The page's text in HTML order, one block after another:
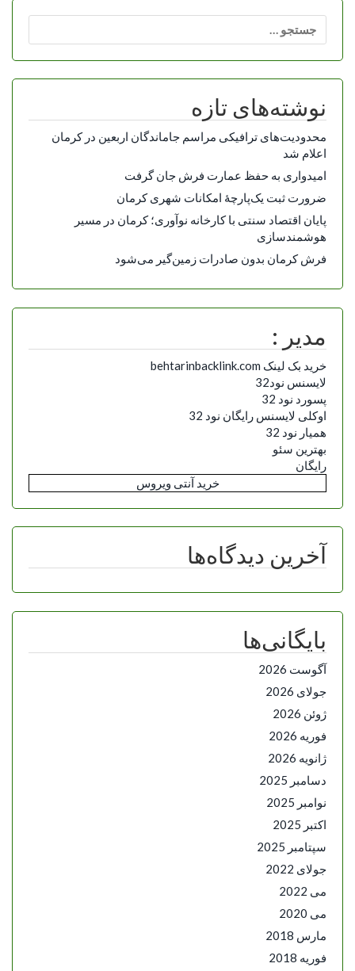
برای:
نوشته‌های تازه
محدودیت‌های ترافیکی مراسم جاماندگان اربعین در کرمان
اعلام شد
امیدواری به حفظ عمارت فرش جان گرفت
ضرورت ثبت یک‌پارچۀ امکانات شهری کرمان
پایان اقتصاد سنتی با کارخانه نوآوری؛ کرمان در مسیر
هوشمندسازی
فرش کرمان بدون صادرات زمین‌گیر می‌شود
مدیر :
خرید بک لینک behtarinbacklink.com
لایسنس نود32
پسورد نود 32
اوکلی لایسنس رایگان نود 32
همیار نود 32
بهترین سئو
رایگان
خرید آنتی ویروس
آخرین دیدگاه‌ها
بایگانی‌ها
آگوست 2026
جولای 2026
ژوئن 2026
فوریه 2026
ژانویه 2026
دسامبر 2025
نوامبر 2025
اکتبر 2025
سپتامبر 2025
جولای 2022
می 2022
می 2020
مارس 2018
فوریه 2018